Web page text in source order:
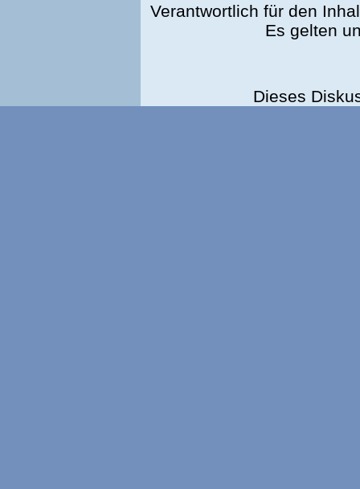
Verantwortlich für den
Es gelten
Dieses